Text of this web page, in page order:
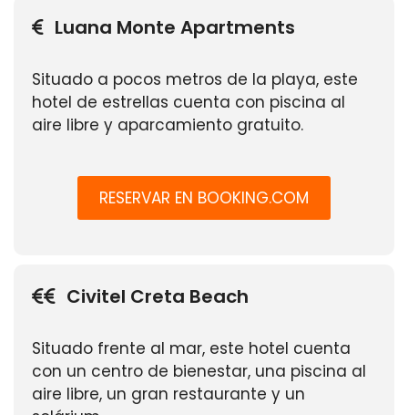
Luana Monte Apartments
Situado a pocos metros de la playa, este
hotel de estrellas cuenta con piscina al
aire libre y aparcamiento gratuito.
RESERVAR EN BOOKING.COM
Civitel Creta Beach
Situado frente al mar, este hotel cuenta
con un centro de bienestar, una piscina al
aire libre, un gran restaurante y un